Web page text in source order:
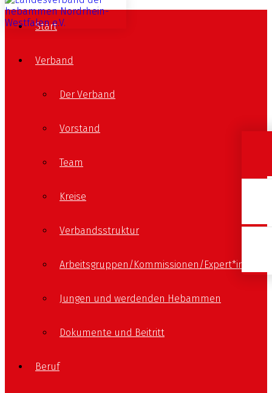
Start
Verband
Der Verband
Vorstand
Team
Kreise
Verbandsstruktur
Arbeitsgruppen/Kommissionen/Expert*innen
Jungen und werdenden Hebammen
Dokumente und Beitritt
Beruf